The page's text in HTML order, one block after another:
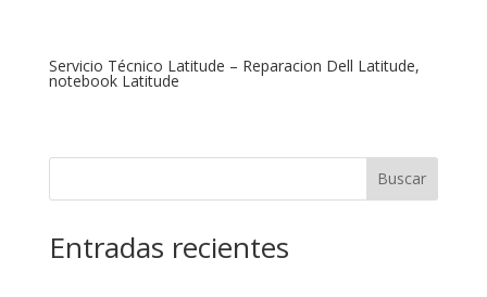
Servicio Técnico Latitude – Reparacion Dell Latitude,
notebook Latitude
Buscar
Entradas recientes